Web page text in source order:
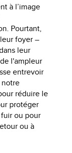
à l’image
Pourtant,
foyer –
leur
l'ampleur
entrevoir
réduire le
protéger
ou pour
ou à